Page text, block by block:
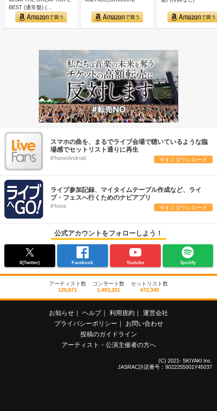
BEST (通常盤) (…
スマホの曲を、まるでライブ会場で聴いているような臨
場感でセットリスト通りに再生
iPhone/Android 今すぐダウンロード
ライブ参加記録、マイタイムテーブル作成など、ライ
ブ・フェスへ行くためのナビアプリ
iPhone 今すぐダウンロード
公式アカウントをフォローしよう！
X(Twitter) Facebook Youtube Spotify
アーティスト数
126,671
コンサート数
1,493,261
セットリスト数
472,348
お知らせ ヘルプ 利用規約
運営会社
プライバシーポリシー
お問い合わせ
投稿のガイドライン
アーティスト・公演主催者の方へ
(C) 2021- SKIYAKI Inc.
JASRAC許諾番号：9022255001Y45037